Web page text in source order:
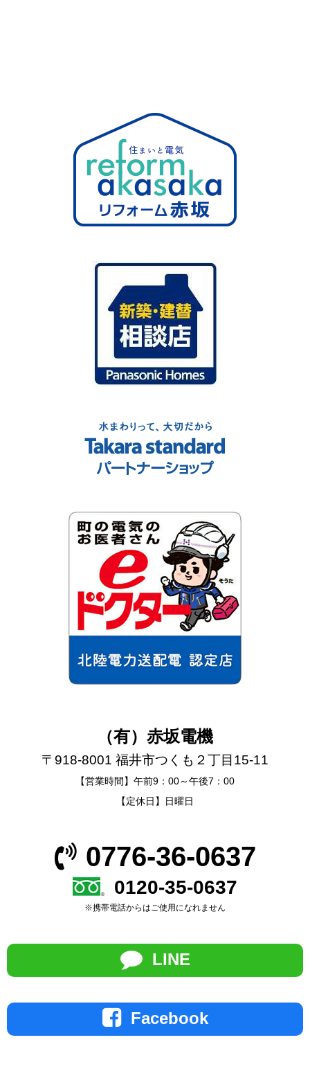
（有）赤坂電機
〒918-8001 福井市つくも２丁目15-11
【営業時間】午前9：00～午後7：00
【定休日】日曜日
0776-36-0637
0120-35-0637
※携帯電話からはご使用になれません
LINE
Facebook